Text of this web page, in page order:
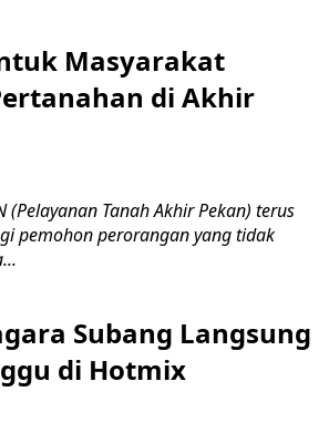
Masyarakat
di Akhir
(Pelayanan Tanah Akhir Pekan) terus
pemohon perorangan yang tidak
Subang Langsung
di Hotmix